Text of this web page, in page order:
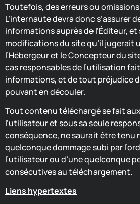
Toutefois, des erreurs ou
L’internaute devra donc s’assurer
informations auprès de l’Éditeur,
modifications du site qu’il jugerait
l’Hébergeur et le Concepteur du
cas responsables de l’utilisation
informations, et de tout préjudice
pouvant en découler.
Tout contenu téléchargé se fait
l’utilisateur et sous sa seule
conséquence, ne saurait être tenu
quelconque dommage subi par
l’utilisateur ou d’une quelconque
consécutives au téléchargement.
Liens hypertextes